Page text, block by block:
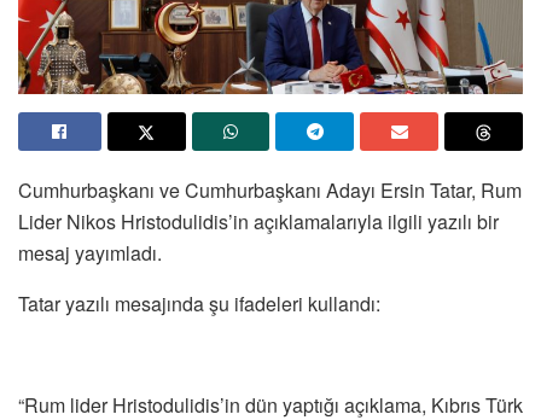
Cumhurbaşkanı ve Cumhurbaşkanı Adayı Ersin Tatar, Rum
Lider Nikos Hristodulidis’in açıklamalarıyla ilgili yazılı bir
mesaj yayımladı.
Tatar yazılı mesajında şu ifadeleri kullandı:
“Rum lider Hristodulidis’in dün yaptığı açıklama, Kıbrıs Türk